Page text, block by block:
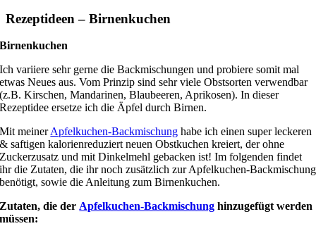
Rezeptideen – Birnenkuchen
Birnenkuchen
Ich variiere sehr gerne die Backmischungen und probiere somit mal
etwas Neues aus. Vom Prinzip sind sehr viele Obstsorten verwendbar
(z.B. Kirschen, Mandarinen, Blaubeeren, Aprikosen). In dieser
Rezeptidee ersetze ich die Äpfel durch Birnen.
Mit meinerApfelkuchen-Backmischung habe ich einen super leckeren
& saftigen kalorienreduziert neuen Obstkuchen kreiert, der ohne
Zuckerzusatz und mit Dinkelmehl gebacken ist! Im folgenden findet
ihr die Zutaten, die ihr noch zusätzlich zur Apfelkuchen-Backmischung
benötigt, sowie die Anleitung zum Birnenkuchen.
Zutaten, die derApfelkuchen-Backmischung hinzugefügt werden
müssen: